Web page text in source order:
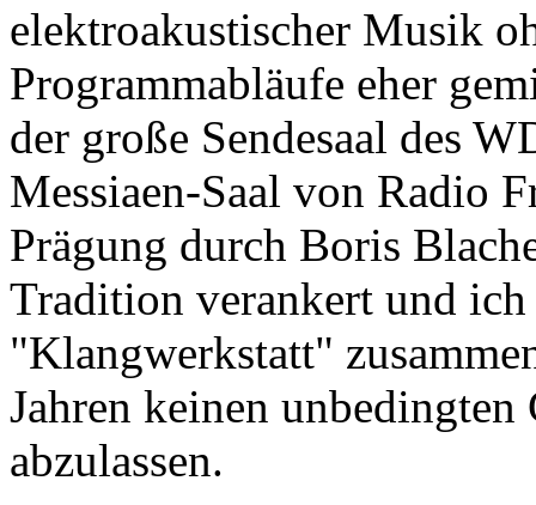
elektroakustischer Musik
Programmabläufe eher
der große Sendesaal des
Messiaen-Saal von Radio
Prägung durch Boris
Tradition verankert und
"Klangwerkstatt"
Jahren keinen
abzulassen.